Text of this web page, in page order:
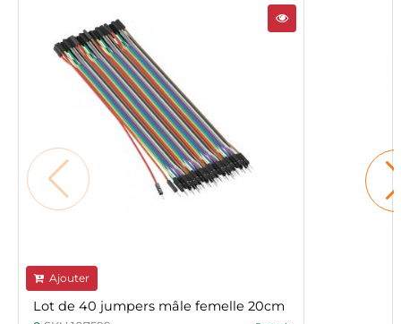
Ajouter
Lot de 40 jumpers mâle femelle 20cm